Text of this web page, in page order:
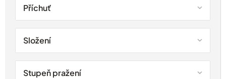
Příchuť
Složení
Stupeň pražení